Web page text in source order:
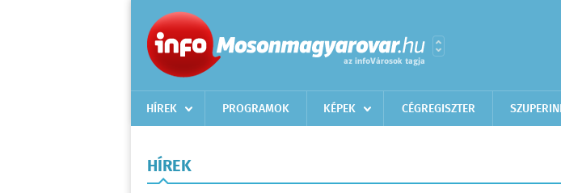
HÍREK PROGRAMOK KÉPEK CÉGREGISZTER
HÍREK